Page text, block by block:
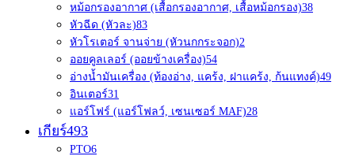
หม้อกรองอากาศ (เสื้อกรองอากาศ, เสื้อหม้อกรอง)38
หัวฉีด (หัวละ)83
หัวโรเตอร์ จานจ่าย (หัวนกกระจอก)2
ออยคูลเลอร์ (ออยข้างเครื่อง)54
อ่างน้ำมันเครื่อง (ท้องอ่าง, แคร้ง, ฝาแคร้ง, ก้นแทงค์)49
อินเตอร์31
แอร์โฟร์ (แอร์โฟลว์, เซนเซอร์ MAF)28
เกียร์493
PTO6